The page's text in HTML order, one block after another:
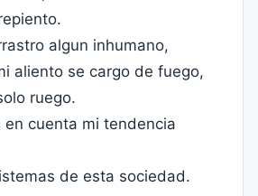
algun inhumano,
aliento se cargo de fuego,
ruego.
en cuenta mi tendencia
de esta sociedad.